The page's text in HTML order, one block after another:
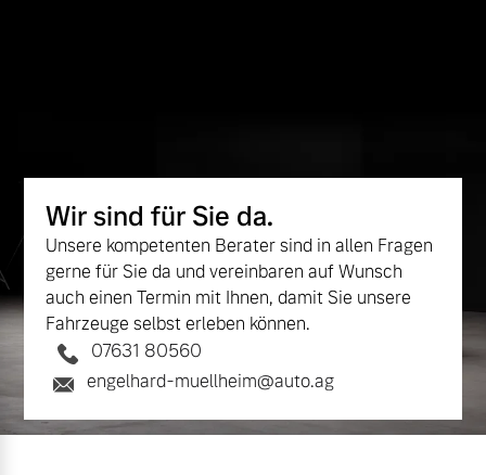
Wir sind für Sie da.
Unsere kompetenten Berater sind in allen Fragen
gerne für Sie da und vereinbaren auf Wunsch
auch einen Termin mit Ihnen, damit Sie unsere
Fahrzeuge selbst erleben können.
07631 80560
engelhard-muellheim@auto.ag